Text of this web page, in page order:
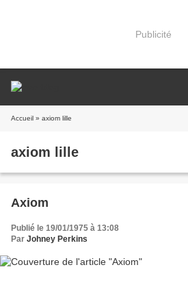
Publicité
Accueil » axiom lille
axiom lille
Axiom
Publié le 19/01/1975 à 13:08
Par Johney Perkins